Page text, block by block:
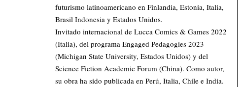
futurismo latinoamericano en Finlandia, Estonia, Italia,
Brasil Indonesia y Estados Unidos.
Invitado internacional de Lucca Comics & Games 2022
(Italia), del programa Engaged Pedagogies 2023
(Michigan State University, Estados Unidos) y del
Science Fiction Academic Forum (China). Como autor,
su obra ha sido publicada en Perú, Italia, Chile e India.